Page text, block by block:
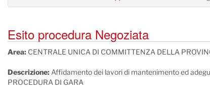
Esito procedura Negoziata
Area: CENTRALE UNICA DI COMMITTENZA DELLA
Descrizione: Affidamento dei lavori di mantenimento ed
PROCEDURA DI GARA